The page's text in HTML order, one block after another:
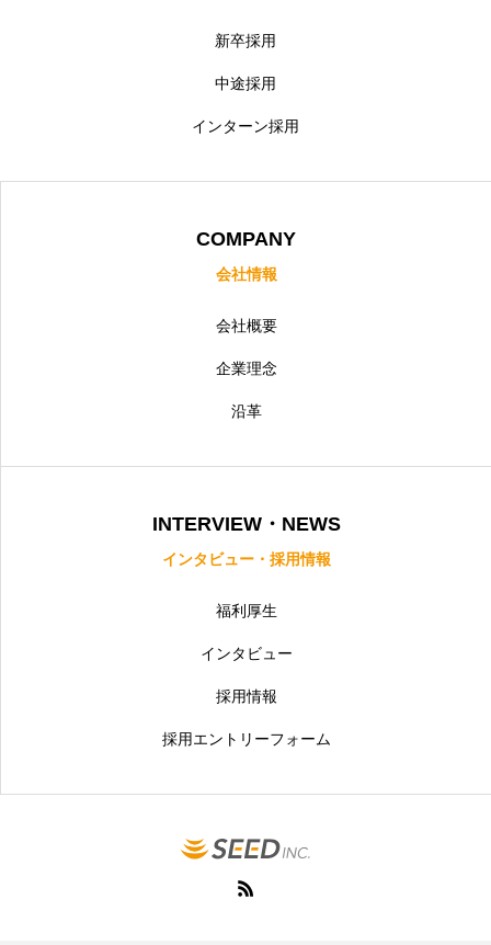
新卒採用
中途採用
インターン採用
COMPANY
会社情報
会社概要
企業理念
沿革
INTERVIEW・NEWS
インタビュー・採用情報
福利厚生
インタビュー
採用情報
採用エントリーフォーム